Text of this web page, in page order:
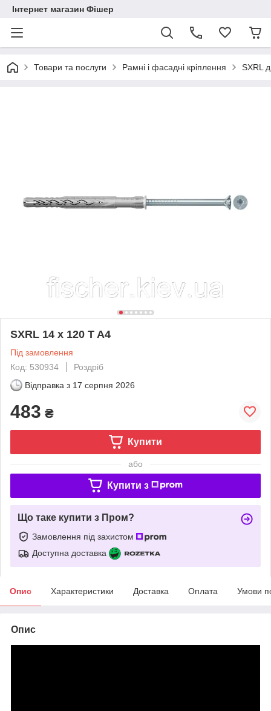
Інтернет магазин Фішер
Товари та послуги Рамні і фасадні кріплення SXRL
SXRL 14 x 120 T A4
Під замовлення
Код: 530934
Роздріб
Відправка з 17 серпня 2026
483 ₴
Купити
або
Купити з
Що таке купити з Пром?
Замовлення під захистом
Доступна доставка
Опис Характеристики Доставка Оплата Умови
Опис